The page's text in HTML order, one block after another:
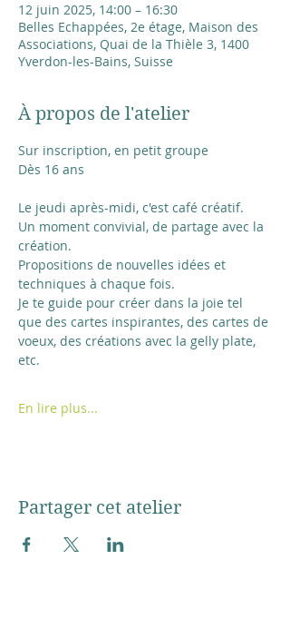
12 juin 2025, 14:00 – 16:30
Belles Echappées, 2e étage, Maison des
Associations, Quai de la Thièle 3, 1400
Yverdon-les-Bains, Suisse
À propos de l'atelier
Sur inscription, en petit groupe
Dès 16 ans
Le jeudi après-midi, c'est café créatif.
Un moment convivial, de partage avec la
création.
Propositions de nouvelles idées et
techniques à chaque fois.
Je te guide pour créer dans la joie tel
que des cartes inspirantes, des cartes de
voeux, des créations avec la gelly plate,
etc.
En lire plus...
Partager cet atelier